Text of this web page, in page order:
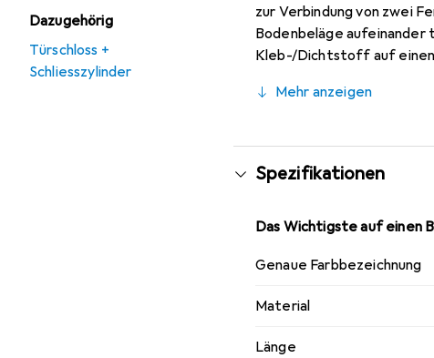
Dazugehörig
Türschloss +
Schliesszylinder
zur Verbindung von zwei
Bodenbeläge
Kleb-/Dichtstoff auf
Haftung und Stabilität.
Anpassung an
Mehr anzeigen
Spezifikationen
Das Wichtigste auf einen
Genaue Farbbezeichnung
Material
Länge